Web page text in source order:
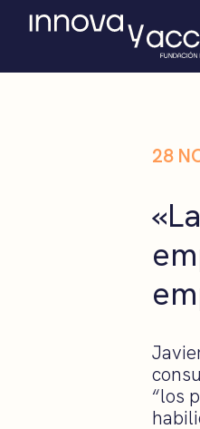
28
“los